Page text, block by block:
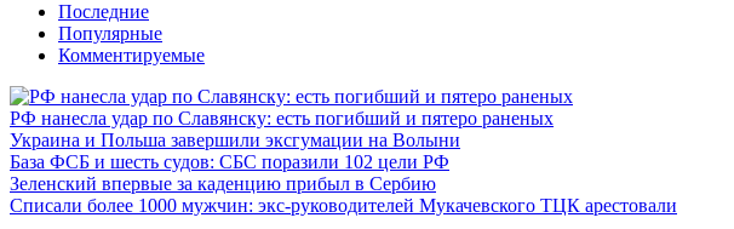
Последние
Популярные
Комментируемые
РФ нанесла удар по Славянску: есть погибший и пятеро раненых
Украина и Польша завершили эксгумации на Волыни
База ФСБ и шесть судов: СБС поразили 102 цели РФ
Зеленский впервые за каденцию прибыл в Сербию
Списали более 1000 мужчин: экс-руководителей Мукачевского ТЦК арестовали